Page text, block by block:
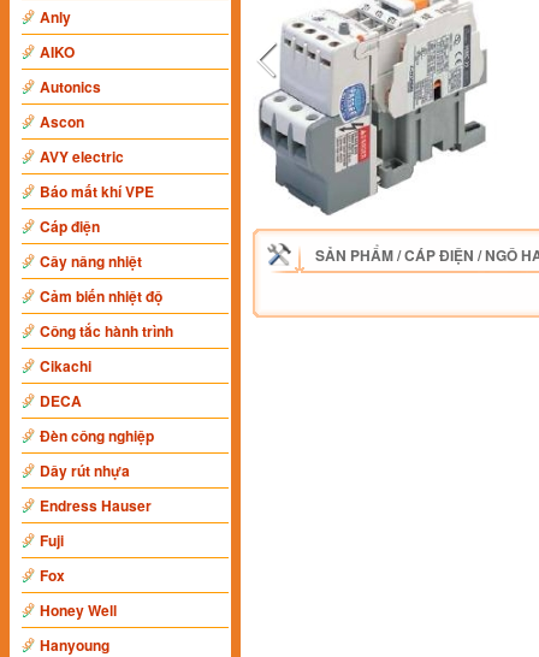
Anly
AIKO
Autonics
Ascon
AVY electric
Báo mất khí VPE
Cáp điện
Cây nâng nhiệt
Cảm biến nhiệt độ
Công tắc hành trình
Cikachi
DECA
Đèn công nghiệp
Dây rút nhựa
Endress Hauser
Fuji
Fox
Honey Well
Hanyoung
SẢN PHẨM/CÁP ĐIỆN /NGÔ